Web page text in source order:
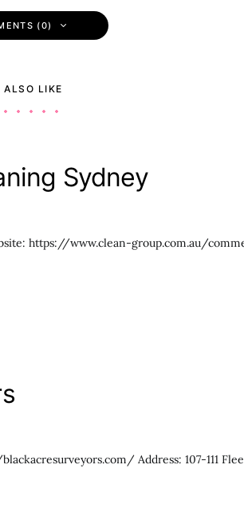
(0)
ALSO LIKE
Sydney
https://www.clean-group.com.au/
Address: 107-111